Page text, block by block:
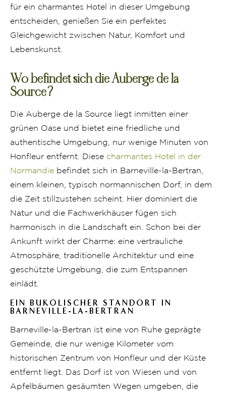
für ein charmantes Hotel in dieser Umgebung
entscheiden, genießen Sie ein perfektes
Gleichgewicht zwischen Natur, Komfort und
Lebenskunst.
Wo befindet sich die Auberge de la
Source?
Die Auberge de la Source liegt inmitten einer
grünen Oase und bietet eine friedliche und
authentische Umgebung, nur wenige Minuten von
Honfleur entfernt. Diese charmantes Hotel in der
Normandie befindet sich in Barneville-la-Bertran,
einem kleinen, typisch normannischen Dorf, in dem
die Zeit stillzustehen scheint. Hier dominiert die
Natur und die Fachwerkhäuser fügen sich
harmonisch in die Landschaft ein. Schon bei der
Ankunft wirkt der Charme: eine vertrauliche
Atmosphäre, traditionelle Architektur und eine
geschützte Umgebung, die zum Entspannen
einlädt.
EIN BUKOLISCHER STANDORT IN
BARNEVILLE-LA-BERTRAN
Barneville-la-Bertran ist eine von Ruhe geprägte
Gemeinde, die nur wenige Kilometer vom
historischen Zentrum von Honfleur und der Küste
entfernt liegt. Das Dorf ist von Wiesen und von
Apfelbäumen gesäumten Wegen umgeben, die